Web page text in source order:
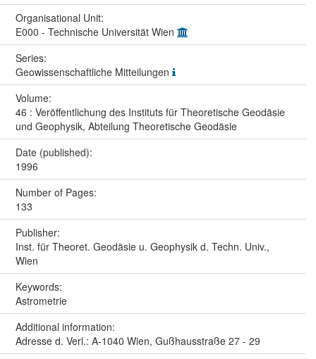
Organisational Unit:
E000 - Technische Universität Wien
Series:
Geowissenschaftliche Mitteilungen
Volume:
46 : Veröffentlichung des Instituts für Theoretische Geodäsie
und Geophysik, Abteilung Theoretische Geodäsie
Date (published):
1996
Number of Pages:
133
Publisher:
Inst. für Theoret. Geodäsie u. Geophysik d. Techn. Univ.,
Wien
Keywords:
Astrometrie
Additional information:
Adresse d. Verl.: A-1040 Wien, Gußhausstraße 27 - 29